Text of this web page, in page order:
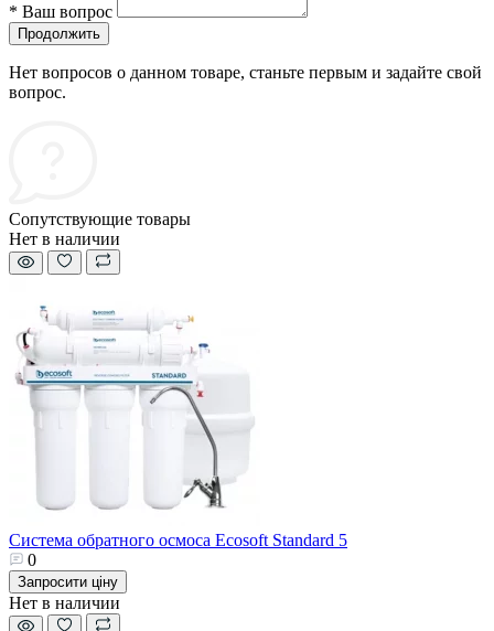
* Ваш вопрос
Продолжить
Нет вопросов о данном товаре, станьте первым и задайте свой
вопрос.
Сопутствующие товары
Нет в наличии
Система обратного осмоса Ecosoft Standard 5
0
Запросити ціну
Нет в наличии